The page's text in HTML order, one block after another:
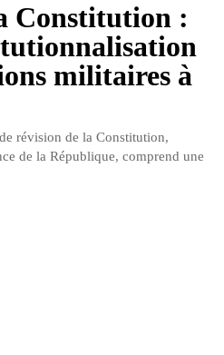
Constitution :
militaires à
révision de la Constitution,
de la République, comprend une